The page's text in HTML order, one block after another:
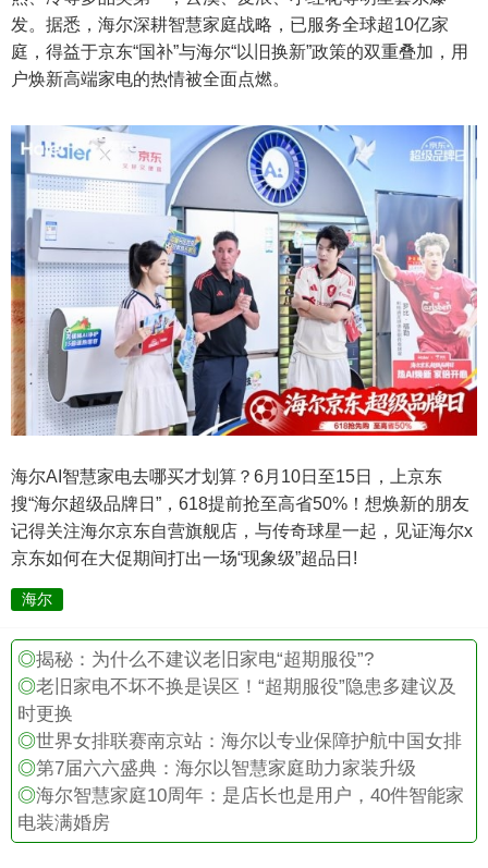
发。据悉，海尔深耕智慧家庭战略，已服务全球超10亿家
庭，得益于京东“国补”与海尔“以旧换新”政策的双重叠加，用
户焕新高端家电的热情被全面点燃。
海尔AI智慧家电去哪买才划算？6月10日至15日，上京东
搜“海尔超级品牌日”，618提前抢至高省50%！想焕新的朋友
记得关注海尔京东自营旗舰店，与传奇球星一起，见证海尔x
京东如何在大促期间打出一场“现象级”超品日!
海尔
◎揭秘：为什么不建议老旧家电“超期服役”?
◎老旧家电不坏不换是误区！“超期服役”隐患多建议及
时更换
◎世界女排联赛南京站：海尔以专业保障护航中国女排
◎第7届六六盛典：海尔以智慧家庭助力家装升级
◎海尔智慧家庭10周年：是店长也是用户，40件智能家
电装满婚房